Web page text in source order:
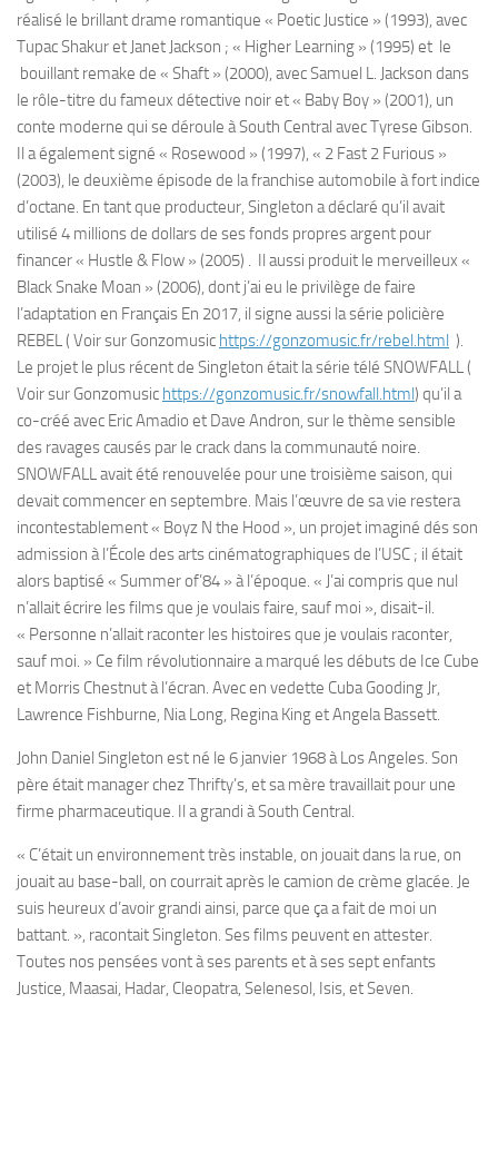
réalisé le brillant drame romantique « Poetic Justice » (1993), avec
Tupac Shakur et Janet Jackson ; « Higher Learning » (1995) et le
bouillant remake de « Shaft » (2000), avec Samuel L. Jackson dans
le rôle-titre du fameux détective noir et « Baby Boy » (2001), un
conte moderne qui se déroule à South Central avec Tyrese Gibson.
Il a également signé « Rosewood » (1997), « 2 Fast 2 Furious »
(2003), le deuxième épisode de la franchise automobile à fort indice
d’octane. En tant que producteur, Singleton a déclaré qu’il avait
utilisé 4 millions de dollars de ses fonds propres argent pour
financer « Hustle & Flow » (2005) . Il aussi produit le merveilleux «
Black Snake Moan » (2006), dont j’ai eu le privilège de faire
l’adaptation en Français En 2017, il signe aussi la série policière
REBEL ( Voir sur Gonzomusic https://gonzomusic.fr/rebel.html ).
Le projet le plus récent de Singleton était la série télé SNOWFALL (
Voir sur Gonzomusic https://gonzomusic.fr/snowfall.html) qu’il a
co-créé avec Eric Amadio et Dave Andron, sur le thème sensible
des ravages causés par le crack dans la communauté noire.
SNOWFALL avait été renouvelée pour une troisième saison, qui
devait commencer en septembre. Mais l’œuvre de sa vie restera
incontestablement « Boyz N the Hood », un projet imaginé dés son
admission à l’École des arts cinématographiques de l’USC ; il était
alors baptisé « Summer of’84 » à l’époque. « J’ai compris que nul
n’allait écrire les films que je voulais faire, sauf moi », disait-il.
« Personne n’allait raconter les histoires que je voulais raconter,
sauf moi. » Ce film révolutionnaire a marqué les débuts de Ice Cube
et Morris Chestnut à l’écran. Avec en vedette Cuba Gooding Jr,
Lawrence Fishburne, Nia Long, Regina King et Angela Bassett.
John Daniel Singleton est né le 6 janvier 1968 à Los Angeles. Son
père était manager chez Thrifty’s, et sa mère travaillait pour une
firme pharmaceutique. Il a grandi à South Central.
« C’était un environnement très instable, on jouait dans la rue, on
jouait au base-ball, on courrait après le camion de crème glacée. Je
suis heureux d’avoir grandi ainsi, parce que ça a fait de moi un
battant. », racontait Singleton. Ses films peuvent en attester.
Toutes nos pensées vont à ses parents et à ses sept enfants
Justice, Maasai, Hadar, Cleopatra, Selenesol, Isis, et Seven.